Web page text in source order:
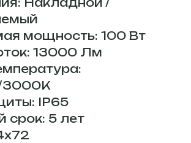
мощность: 100 Вт
13000 Лм
IP65
срок: 5 лет